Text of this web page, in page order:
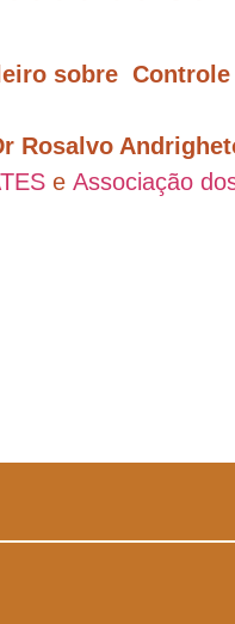
sobre Controle
Rosalvo
e Associação